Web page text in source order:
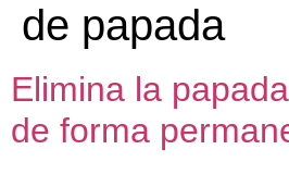
de papada
Elimina la
de forma